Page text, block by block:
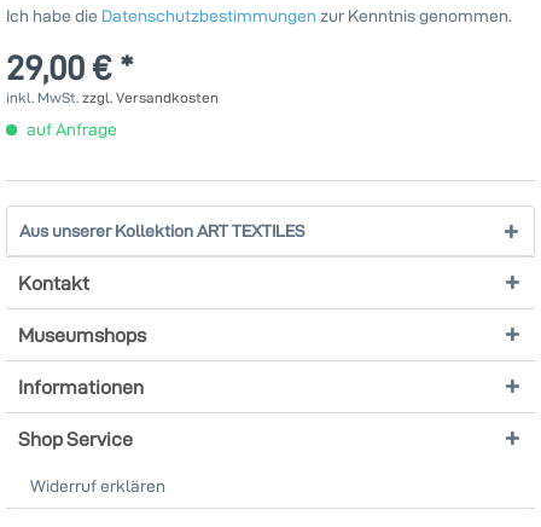
Ich habe die Datenschutzbestimmungen zur Kenntnis genommen.
29,00 € *
inkl. MwSt. zzgl. Versandkosten
auf Anfrage
Aus unserer Kollektion ART TEXTILES
Kontakt
Museumshops
Informationen
Shop Service
Widerruf erklären